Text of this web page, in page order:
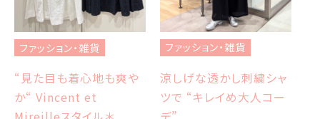
ファッション・雑貨
“見た目も着心地も爽や
か“ Vincent et
ファッション・雑貨
涼しげな透かし刺繍シャ
ツで “キレイめ大人コー